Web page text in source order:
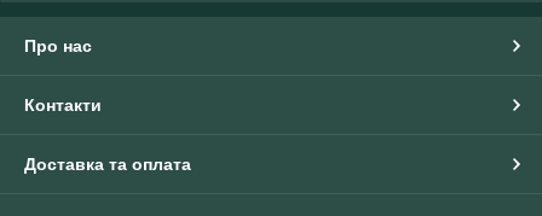
Про нас
Контакти
Доставка та оплата